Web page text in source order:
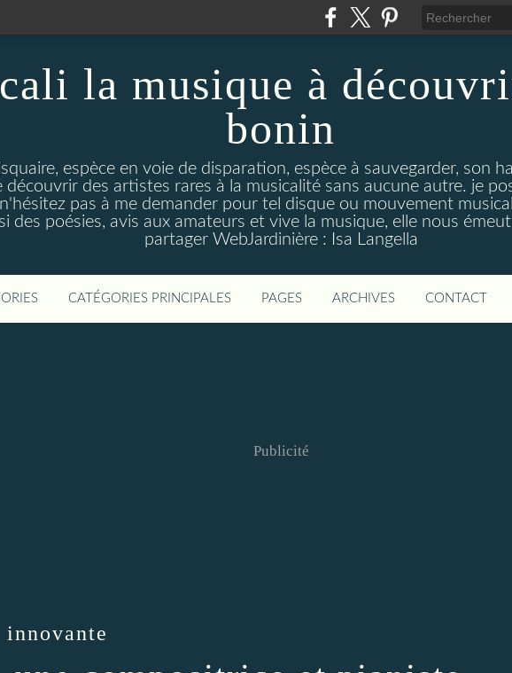
la musique à
bonin
espèce en voie de disparation, espèce à sauvegarder, son
découvrir des artistes rares à la musicalité sans aucune autre. je
pas à me demander pour tel disque ou mouvement
des poésies, avis aux amateurs et vive la musique, elle nous
partager WebJardinière : Isa Langella
CATÉGORIES PRINCIPALES PAGES ARCHIVES CONTACT
Publicité